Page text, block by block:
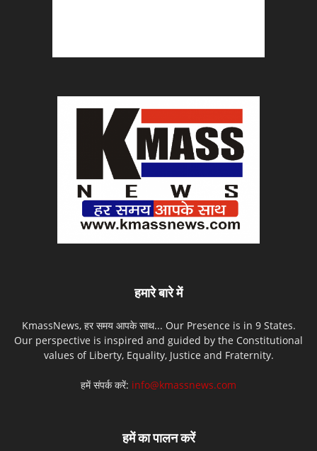
हमारे बारे में
KmassNews, हर समय आपके साथ... Our Presence is in 9 States.
Our perspective is inspired and guided by the Constitutional
values of Liberty, Equality, Justice and Fraternity.
हमें संपर्क करें: info@kmassnews.com
हमें का पालन करें